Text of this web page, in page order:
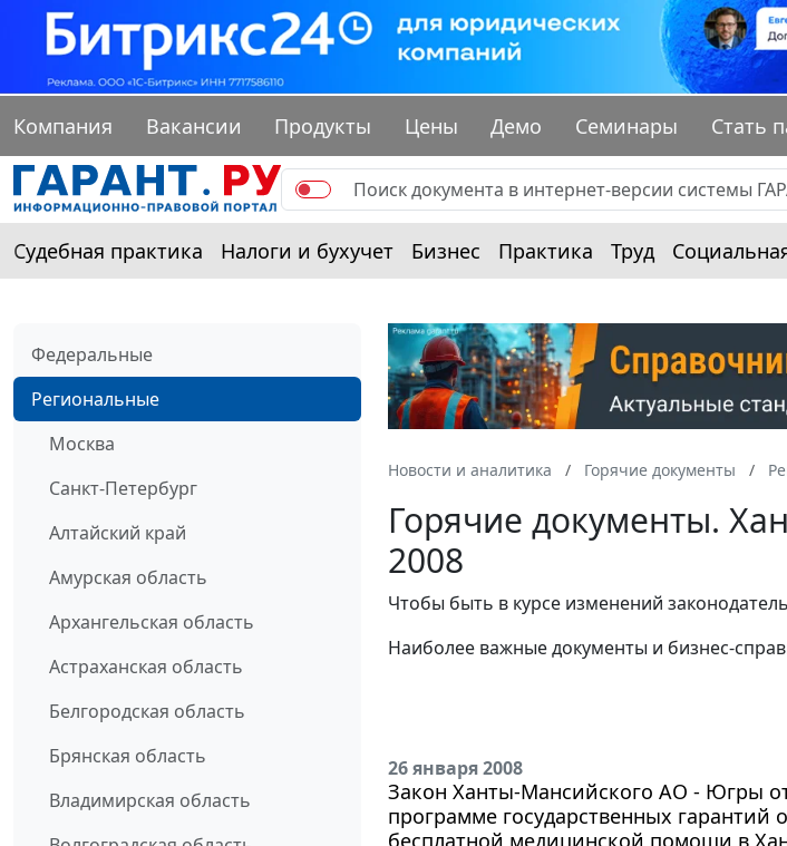
Компания Вакансии Продукты Цены Демо Семинары Стать
Судебная практика Налоги и бухучет Бизнес Практика Труд
Федеральные
Региональные
Москва
Санкт-Петербург
Алтайский край
Амурская область
Архангельская область
Астраханская область
Белгородская область
Брянская область
Владимирская область
Новости и аналитика Горячие документы
Горячие документы.
2008
Чтобы быть в курсе изменений
Наиболее важные документы и бизнес-
26 января 2008
Закон Ханты-Мансийского АО - Югры
программе государственных
бесплатной медицинской помощи в